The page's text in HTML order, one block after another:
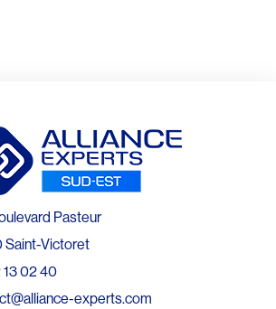
Pasteur
Saint-Victoret
02 40
experts.com